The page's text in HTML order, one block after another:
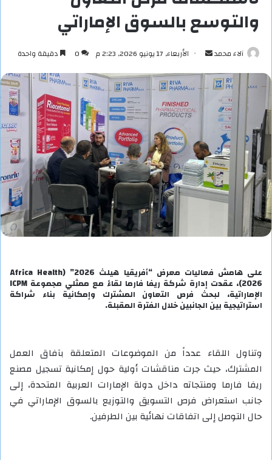
والتوسع بالسوق الإماراتي
آلاء محمد
أرسل
إلكترونيا
الأربعاء, 17 يونيو 2026, 2:23 م 0 دقيقة واحدة
على هامش فعاليات معرض “أفريقيا هيلث 2026” (Africa Health
2026)، عقدت إدارة شركة ريفا فارما لقاءً مع ممثلي مجموعة ICPM
الإماراتية، لبحث فرص التعاون المشترك وإمكانية بناء شراكة
استراتيجية بين الجانبين خلال الفترة المقبلة.
وتناول اللقاء عدداً من الموضوعات المتعلقة بآفاق العمل
المشترك، حيث جرت مناقشات أولية حول إمكانية تسجيل مصنع
ريفا فارما ومنتجاته داخل دولة الإمارات العربية المتحدة، إلى
جانب استعراض فرص التسويق والتوزيع بالسوق الإماراتي في
حال التوصل إلى اتفاقات نهائية بين الطرفين.